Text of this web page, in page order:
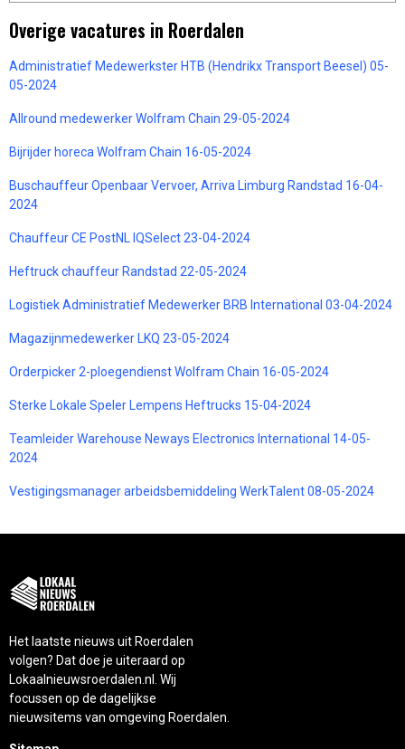
Overige vacatures in Roerdalen
Administratief Medewerkster HTB (Hendrikx Transport Beesel) 05-
05-2024
Allround medewerker Wolfram Chain 29-05-2024
Bijrijder horeca Wolfram Chain 16-05-2024
Buschauffeur Openbaar Vervoer, Arriva Limburg Randstad 16-04-
2024
Chauffeur CE PostNL IQSelect 23-04-2024
Heftruck chauffeur Randstad 22-05-2024
Logistiek Administratief Medewerker BRB International 03-04-2024
Magazijnmedewerker LKQ 23-05-2024
Orderpicker 2-ploegendienst Wolfram Chain 16-05-2024
Sterke Lokale Speler Lempens Heftrucks 15-04-2024
Teamleider Warehouse Neways Electronics International 14-05-
2024
Vestigingsmanager arbeidsbemiddeling WerkTalent 08-05-2024
Het laatste nieuws uit Roerdalen
volgen? Dat doe je uiteraard op
Lokaalnieuwsroerdalen.nl. Wij
focussen op de dagelijkse
nieuwsitems van omgeving Roerdalen.